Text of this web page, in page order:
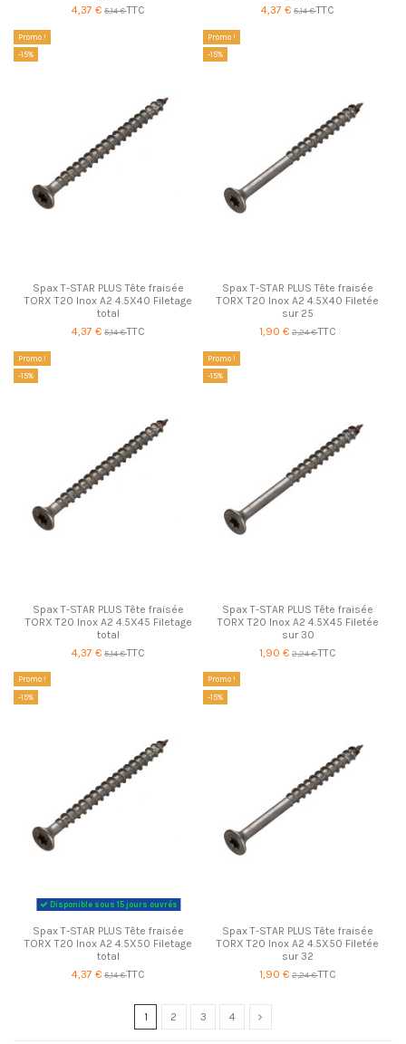
4,37 € 5,14 €TTC
4,37 € 5,14 €TTC
Promo !
-15%
Spax T-STAR PLUS Tête fraisée
TORX T20 Inox A2 4.5X40 Filetage
total
4,37 € 5,14 €TTC
Promo !
-15%
Spax T-STAR PLUS Tête fraisée
TORX T20 Inox A2 4.5X40 Filetée
sur 25
1,90 € 2,24 €TTC
Promo !
-15%
Spax T-STAR PLUS Tête fraisée
TORX T20 Inox A2 4.5X45 Filetage
total
4,37 € 5,14 €TTC
Promo !
-15%
Spax T-STAR PLUS Tête fraisée
TORX T20 Inox A2 4.5X45 Filetée
sur 30
1,90 € 2,24 €TTC
Promo !
-15%
Disponible sous 15 jours ouvrés
Spax T-STAR PLUS Tête fraisée
TORX T20 Inox A2 4.5X50 Filetage
total
4,37 € 5,14 €TTC
Promo !
-15%
Spax T-STAR PLUS Tête fraisée
TORX T20 Inox A2 4.5X50 Filetée
sur 32
1,90 € 2,24 €TTC
1 2 3 4